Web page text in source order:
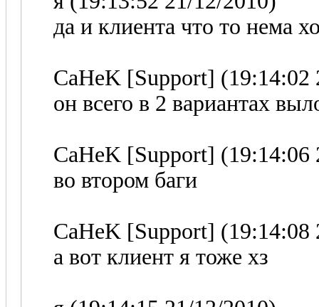
да и клиента что то нема
CaHeK [Support] (19:14:02
он всего в 2 вариантах
CaHeK [Support] (19:14:06
во втором баги
CaHeK [Support] (19:14:08
а вот клиент я тоже хз